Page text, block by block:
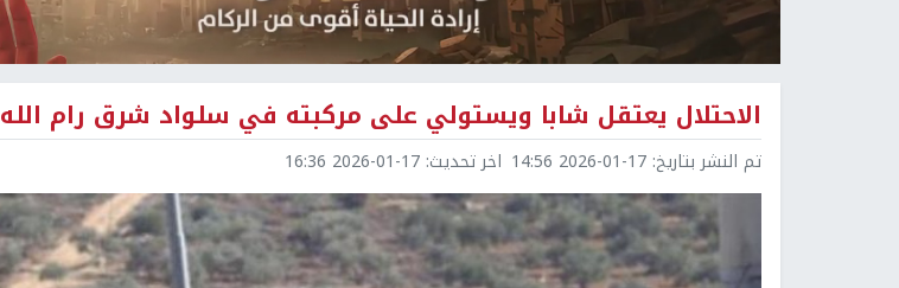
الاحتلال يعتقل شابا ويستولي على مركبته في سلواد شرق رام الله
تم النشر بتاريخ: 2026-01-17 14:56 اخر تحديث: 2026-01-17 16:36